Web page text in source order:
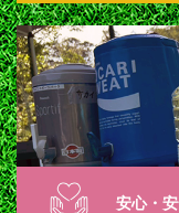
安心・